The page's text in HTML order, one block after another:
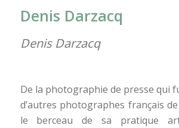
Denis Darzacq
Denis Darzacq
De la photographie de presse qui
d’autres photographes français
le berceau de sa pratique